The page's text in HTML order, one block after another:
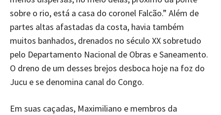
sobre o rio, está a casa do coronel Falcão.” Além de
partes altas afastadas da costa, havia também
muitos banhados, drenados no século XX sobretudo
pelo Departamento Nacional de Obras e Saneamento.
O dreno de um desses brejos desboca hoje na foz do
Jucu e se denomina canal do Congo.
Em suas caçadas, Maximiliano e membros da